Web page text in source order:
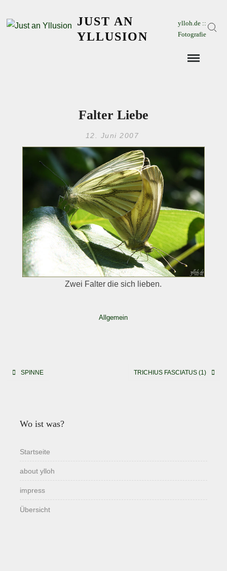
JUST AN
YLLUSION
ylloh.de ::
Fotografie
Falter Liebe
12. Juni 2007
Zwei Falter die sich lieben.
Allgemein
Beitragsnavigation
SPINNE TRICHIUS FASCIATUS (1)
Wo ist was?
Startseite
about ylloh
impress
Übersicht